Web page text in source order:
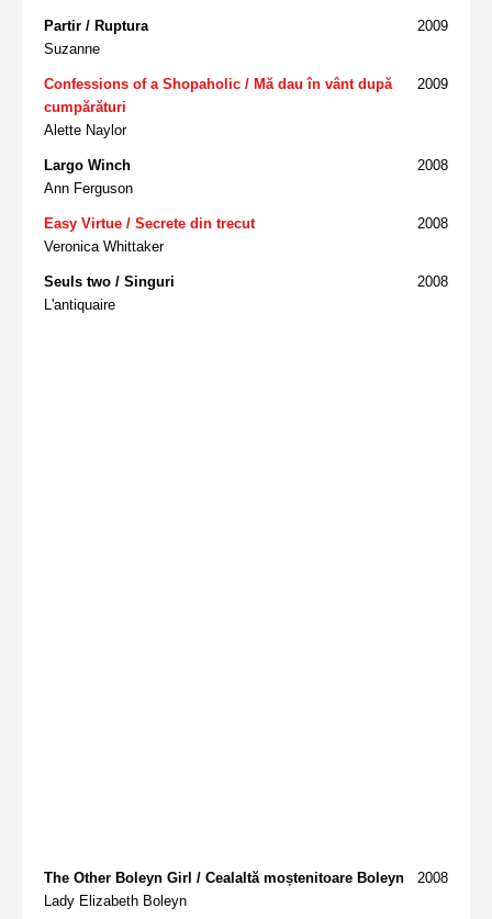
2009
Partir / Ruptura
Suzanne
2009
Confessions of a Shopaholic / Mă dau în vânt după
cumpărături
Alette Naylor
2008
Largo Winch
Ann Ferguson
2008
Easy Virtue / Secrete din trecut
Veronica Whittaker
2008
Seuls two / Singuri
L'antiquaire
2008
The Other Boleyn Girl / Cealaltă moștenitoare Boleyn
Lady Elizabeth Boleyn